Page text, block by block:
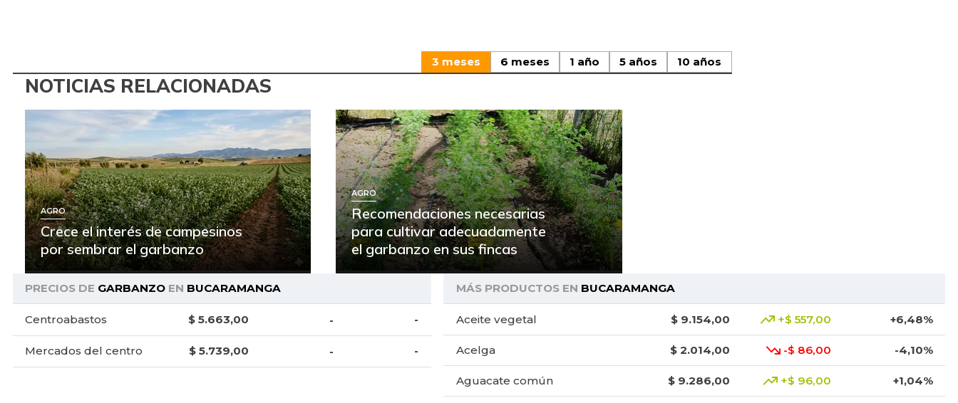
3 meses 6 meses 1 año 5 años 10 años
NOTICIAS RELACIONADAS
AGRO
Crece el interés de campesinos
por sembrar el garbanzo
AGRO
Recomendaciones necesarias
para cultivar adecuadamente
el garbanzo en sus fincas
PRECIOS DE GARBANZOEN BUCARAMANGA
Centroabastos $ 5.663,00 - -
Mercados del centro $ 5.739,00 - -
MÁS PRODUCTOS EN BUCARAMANGA
Aceite vegetal $ 9.154,00 +$ 557,00 +6,48%
Acelga $ 2.014,00 -$ 86,00 -4,10%
Aguacate común $ 9.286,00 +$ 96,00 +1,04%